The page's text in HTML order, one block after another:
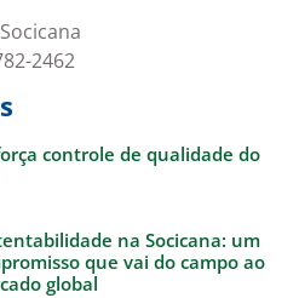
2462
controle de qualidade do
na Socicana: um
que vai do campo ao
global